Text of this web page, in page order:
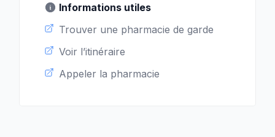
Informations utiles
Trouver une pharmacie de garde
Voir l’itinéraire
Appeler la pharmacie